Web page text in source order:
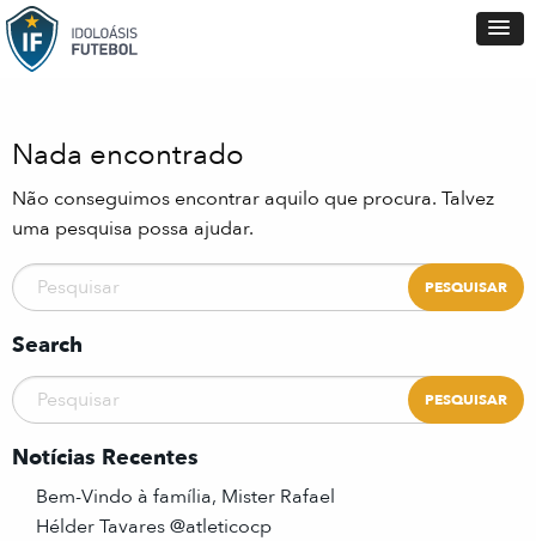
Nada encontrado
Não conseguimos encontrar aquilo que procura. Talvez
uma pesquisa possa ajudar.
Search
Notícias Recentes
Bem-Vindo à família, Mister Rafael
Hélder Tavares @atleticocp